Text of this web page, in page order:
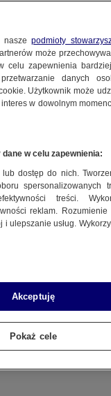
Jorku, która
dziecka.
naszepodmioty
może
celu zapewnienia
danych
Użytkownik może
w dowolnym
w celu zapewnienia:
dostęp do nich.
spersonalizowanych
treści.
reklam.
i ulepszanie usług.
Akceptuję
Pokaż cele